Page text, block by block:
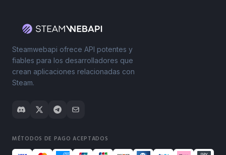
Steamwebapi ofrece API potentes y
fiables para los desarrolladores que
crean aplicaciones relacionadas con
Steam.
MÉTODOS DE PAGO ACEPTADOS